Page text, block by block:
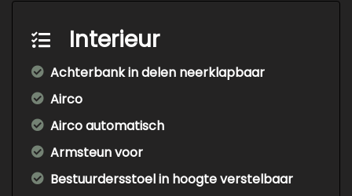
Interieur
Achterbank in delen neerklapbaar
Airco
Airco automatisch
Armsteun voor
Bestuurdersstoel in hoogte verstelbaar